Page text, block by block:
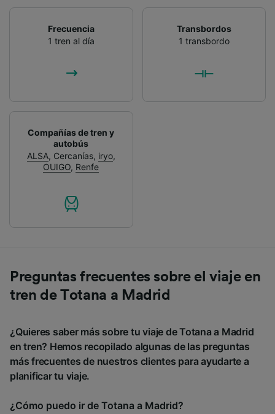
Frecuencia
1 tren al día
Transbordos
1 transbordo
Compañías de tren y
autobús
ALSA, Cercanías, iryo,
OUIGO, Renfe
Preguntas frecuentes sobre el viaje en
tren de Totana a Madrid
¿Quieres saber más sobre tu viaje de Totana a Madrid
en tren? Hemos recopilado algunas de las preguntas
más frecuentes de nuestros clientes para ayudarte a
planificar tu viaje.
¿Cómo puedo ir de Totana a Madrid?